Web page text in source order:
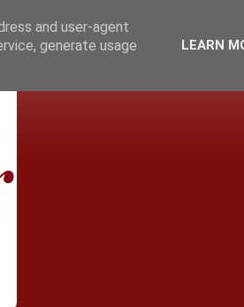
and user-agent
generate usage
LEARN